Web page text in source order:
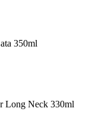
350ml
Long Neck 330ml